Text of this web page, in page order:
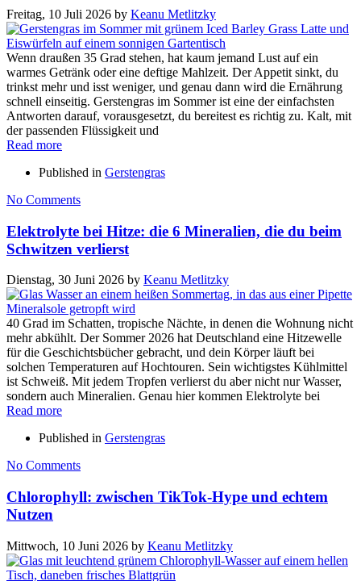
Freitag, 10 Juli 2026 by Keanu Metlitzky
Wenn draußen 35 Grad stehen, hat kaum jemand Lust auf ein
warmes Getränk oder eine deftige Mahlzeit. Der Appetit sinkt, du
trinkst mehr und isst weniger, und genau dann wird die Ernährung
schnell einseitig. Gerstengras im Sommer ist eine der einfachsten
Antworten darauf, vorausgesetzt, du bereitest es richtig zu. Kalt, mit
der passenden Flüssigkeit und
Read more
Published in Gerstengras
No Comments
Elektrolyte bei Hitze: die 6 Mineralien, die du beim
Schwitzen verlierst
Dienstag, 30 Juni 2026 by Keanu Metlitzky
40 Grad im Schatten, tropische Nächte, in denen die Wohnung nicht
mehr abkühlt. Der Sommer 2026 hat Deutschland eine Hitzewelle
für die Geschichtsbücher gebracht, und dein Körper läuft bei
solchen Temperaturen auf Hochtouren. Sein wichtigstes Kühlmittel
ist Schweiß. Mit jedem Tropfen verlierst du aber nicht nur Wasser,
sondern auch Mineralien. Genau hier kommen Elektrolyte bei
Read more
Published in Gerstengras
No Comments
Chlorophyll: zwischen TikTok-Hype und echtem
Nutzen
Mittwoch, 10 Juni 2026 by Keanu Metlitzky